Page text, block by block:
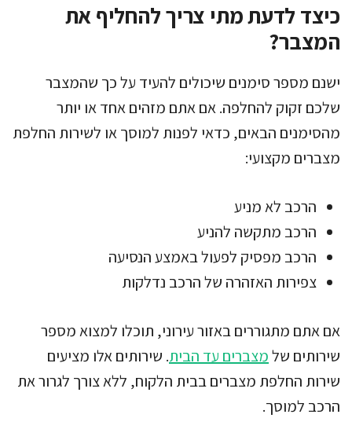
כיצד לדעת מתי צריך להחליף את
המצבר?
ישנם מספר סימנים שיכולים להעיד על כך שהמצבר
שלכם זקוק להחלפה. אם אתם מזהים אחד או יותר
מהסימנים הבאים, כדאי לפנות למוסך או לשירות החלפת
מצברים מקצועי:
הרכב לא מניע
הרכב מתקשה להניע
הרכב מפסיק לפעול באמצע הנסיעה
צפירות האזהרה של הרכב נדלקות
אם אתם מתגוררים באזור עירוני, תוכלו למצוא מספר
שירותים שלמצברים עד הבית. שירותים אלו מציעים
שירות החלפת מצברים בבית הלקוח, ללא צורך לגרור את
הרכב למוסך.